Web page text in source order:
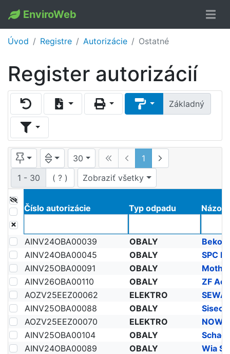
EnviroWeb
Úvod Registre Autorizácie Ostatné
Register autorizácií
Základný
30
1
1 - 30
( ? ) Zobraziť všetky
Číslo autorizácie Typ odpadu Názov
AINV24OBA00039 OBALY
Beko
AINV24OBA00045
OBALY
SPC
AINV25OBA00091
OBALY
AINV26OBA00110
OBALY
ZF
AOZV25EEZ00062
ELEKTRO
AINV25OBA00088
OBALY
AOZV25EEZ00070
ELEKTRO
AINV25OBA00104
OBALY
AINV24OBA00089
OBALY
Wia